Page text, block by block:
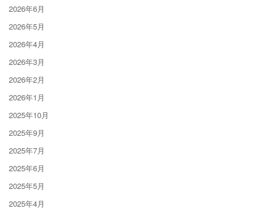
2026年6月
2026年5月
2026年4月
2026年3月
2026年2月
2026年1月
2025年10月
2025年9月
2025年7月
2025年6月
2025年5月
2025年4月